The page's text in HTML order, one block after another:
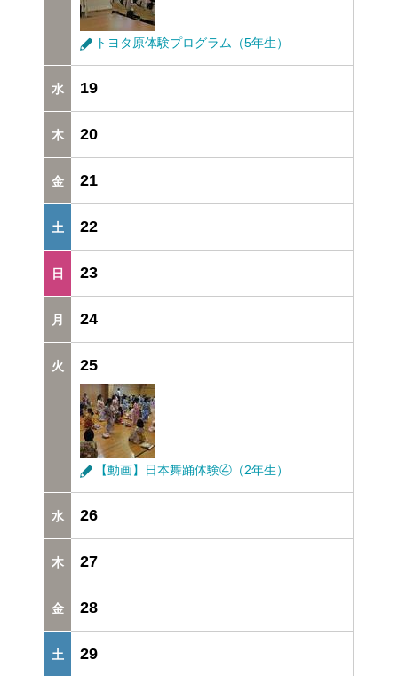
トヨタ原体験プログラム（5年生）
19
20
21
22
23
24
25
【動画】日本舞踊体験④（2年生）
26
27
28
29